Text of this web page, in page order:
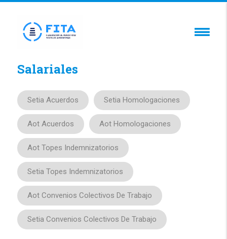
Salariales
Setia Acuerdos Setia Homologaciones
Aot Acuerdos Aot Homologaciones
Aot Topes Indemnizatorios
Setia Topes Indemnizatorios
Aot Convenios Colectivos De Trabajo
Setia Convenios Colectivos De Trabajo